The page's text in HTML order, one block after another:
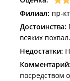
Филиал: пр-
Достоинства:
всяких похвал.
Недостатки:
Комментарий:
посредством